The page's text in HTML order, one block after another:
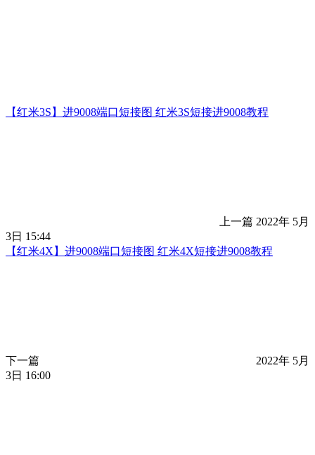
【红米3S】进9008端口短接图 红米3S短接进9008教程
上一篇 2022年 5月
3日 15:44
【红米4X】进9008端口短接图 红米4X短接进9008教程
下一篇
2022年 5月
3日 16:00